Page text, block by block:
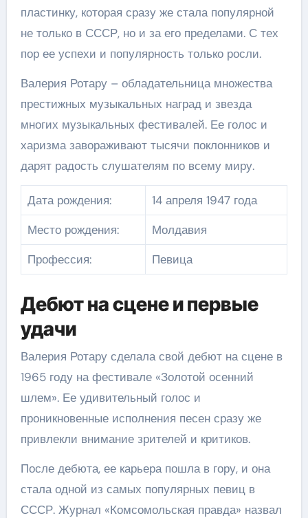
пластинку, которая сразу же стала популярной
не только в СССР, но и за его пределами. С тех
пор ее успехи и популярность только росли.
Валерия Ротару – обладательница множества
престижных музыкальных наград и звезда
многих музыкальных фестивалей. Ее голос и
харизма завораживают тысячи поклонников и
дарят радость слушателям по всему миру.
Дата рождения:
14 апреля 1947 года
Место рождения:
Молдавия
Профессия:
Певица
Дебют на сцене и первые
удачи
Валерия Ротару сделала свой дебют на сцене в
1965 году на фестивале «Золотой осенний
шлем». Ее удивительный голос и
проникновенные исполнения песен сразу же
привлекли внимание зрителей и критиков.
После дебюта, ее карьера пошла в гору, и она
стала одной из самых популярных певиц в
СССР. Журнал «Комсомольская правда» назвал